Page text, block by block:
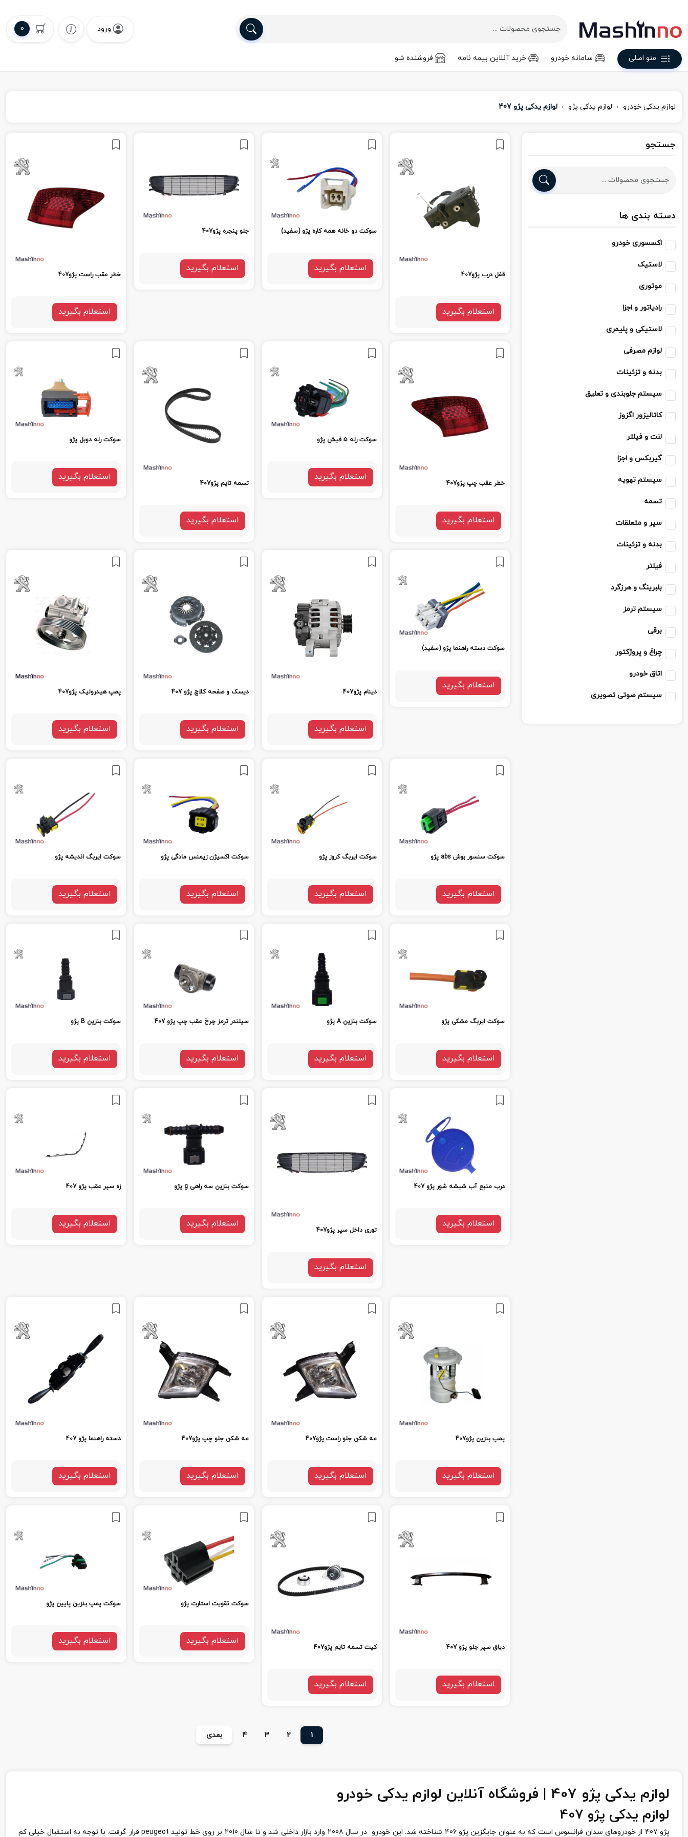
ورود 0
منو اصلی سامانه خودرو خرید آنلاین بیمه نامه فروشنده شو
لوازم یدکی خودرو لوازم یدکی پژو لوازم یدکی پژو 407
جستجو
دسته بندی ها
اکسسوری خودرو
لاستیک
موتوری
رادیاتور و اجزا
لاستیکی و پلیمری
لوازم مصرفی
بدنه و تزئینات
سیستم جلوبندی و تعلیق
کاتالیزور اگزوز
لنت و فیلتر
گیربکس و اجزا
سیستم تهویه
تسمه
سپر و متعلقات
بدنه و تزئینات
فیلتر
بلبرینگ و هرزگرد
سیستم ترمز
برقی
چراغ و پروژکتور
اتاق خودرو
سیستم صوتی تصویری
قفل درب پژو407
استعلام بگیرید
سوکت دو خانه همه کاره پژو (سفید)
استعلام بگیرید
جلو پنجره پژو407
استعلام بگیرید
خطر عقب راست پژو407
استعلام بگیرید
خطر عقب چپ پژو407
استعلام بگیرید
سوکت رله 5 فیش پژو
استعلام بگیرید
تسمه تایم پژو407
استعلام بگیرید
سوکت رله دوبل پژو
استعلام بگیرید
سوکت دسته راهنما پژو (سفید)
استعلام بگیرید
دینام پژو407
استعلام بگیرید
دیسک و صفحه کلاچ پژو 407
استعلام بگیرید
پمپ هیدرولیک پژو407
استعلام بگیرید
سوکت سنسور بوش abs پژو
استعلام بگیرید
سوکت ایربگ کروز پژو
استعلام بگیرید
سوکت اکسیژن زیمنس مادگی پژو
استعلام بگیرید
سوکت ایربگ اندیشه پژو
استعلام بگیرید
سوکت ایربگ مشکی پژو
استعلام بگیرید
سوکت بنزین A پژو
استعلام بگیرید
سیلندر ترمز چرخ عقب چپ پژو 407
استعلام بگیرید
سوکت بنزین B پژو
استعلام بگیرید
درب منبع آب شیشه شور پژو 407
استعلام بگیرید
توری داخل سپر پژو407
استعلام بگیرید
سوکت بنزین سه راهی g پژو
استعلام بگیرید
زه سپر عقب پژو 407
استعلام بگیرید
پمپ بنزین پژو407
استعلام بگیرید
مه شکن جلو راست پژو407
استعلام بگیرید
مه شکن جلو چپ پژو407
استعلام بگیرید
دسته راهنما پژو 407
استعلام بگیرید
دیاق سپر جلو پژو 407
استعلام بگیرید
کیت تسمه تایم پژو407
استعلام بگیرید
سوکت تقویت استارت پژو
استعلام بگیرید
سوکت پمپ بنزین پایین پژو
استعلام بگیرید
1
2
3
4 بعدی
لوازم یدکی پژو 407 | فروشگاه آنلاین لوازم یدکی خودرو
لوازم یدکی پژو 407
پژو 407 از خودروهای سدان فرانسوس است که به عنوان جایگزین پژو 406 شناخته شد. این خودرو در سال 2008 وارد بازار داخلی شد و تا سال 2010 بر روی خط تولید peugeot قرار گرفت. با توجه به استقبال خیلی کم